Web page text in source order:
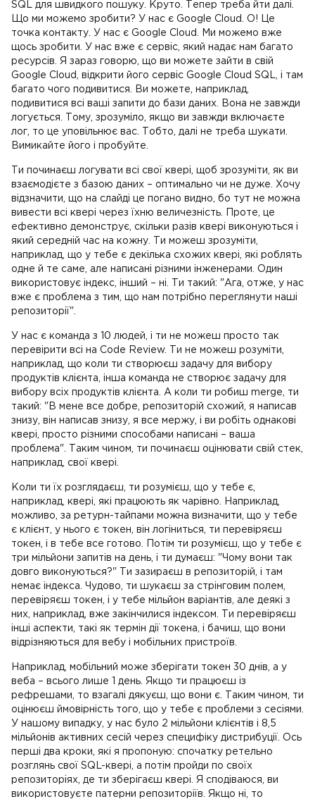
SQL для швидкого пошуку. Круто. Тепер треба йти далі.
Що ми можемо зробити? У нас є Google Cloud. О! Це
точка контакту. У нас є Google Cloud. Ми можемо вже
щось зробити. У нас вже є сервіс, який надає нам багато
ресурсів. Я зараз говорю, що ви можете зайти в свій
Google Cloud, відкрити його сервіс Google Cloud SQL, і там
багато чого подивитися. Ви можете, наприклад,
подивитися всі ваші запити до бази даних. Вона не завжди
логується. Тому, зрозуміло, якщо ви завжди включаєте
лог, то це уповільнює вас. Тобто, далі не треба шукати.
Вимикайте його і пробуйте.
Ти починаєш логувати всі свої квері, щоб зрозуміти, як ви
взаємодієте з базою даних – оптимально чи не дуже. Хочу
відзначити, що на слайді це погано видно, бо тут не можна
вивести всі квері через їхню величезність. Проте, це
ефективно демонструє, скільки разів квері виконуються і
який середній час на кожну. Ти можеш зрозуміти,
наприклад, що у тебе є декілька схожих квері, які роблять
одне й те саме, але написані різними інженерами. Один
використовує індекс, інший – ні. Ти такий: "Ага, отже, у нас
вже є проблема з тим, що нам потрібно переглянути наші
репозиторії".
У нас є команда з 10 людей, і ти не можеш просто так
перевірити всі на Code Review. Ти не можеш розуміти,
наприклад, що коли ти створюєш задачу для вибору
продуктів клієнта, інша команда не створює задачу для
вибору всіх продуктів клієнта. А коли ти робиш merge, ти
такий: "В мене все добре, репозиторій схожий, я написав
знизу, він написав знизу, я все мержу, і ви робіть однакові
квері, просто різними способами написані – ваша
проблема". Таким чином, ти починаєш оцінювати свій стек,
наприклад, свої квері.
Коли ти їх розглядаєш, ти розумієш, що у тебе є,
наприклад, квері, які працюють як чарівно. Наприклад,
можливо, за ретурн-тайпами можна визначити, що у тебе
є клієнт, у нього є токен, він логіниться, ти перевіряєш
токен, і в тебе все готово. Потім ти розумієш, що у тебе є
три мільйони запитів на день, і ти думаєш: "Чому вони так
довго виконуються?" Ти зазираєш в репозиторій, і там
немає індекса. Чудово, ти шукаєш за стрінговим полем,
перевіряєш токен, і у тебе мільйон варіантів, але деякі з
них, наприклад, вже закінчилися індексом. Ти перевіряєш
інші аспекти, такі як термін дії токена, і бачиш, що вони
відрізняються для вебу і мобільних пристроїв.
Наприклад, мобільний може зберігати токен 30 днів, а у
веба – всього лише 1 день. Якщо ти працюєш із
рефрешами, то взагалі дякуєш, що вони є. Таким чином, ти
оцінюєш ймовірність того, що у тебе є проблеми з сесіями.
У нашому випадку, у нас було 2 мільйони клієнтів і 8,5
мільйонів активних сесій через специфіку дистрибуції. Ось
перші два кроки, які я пропоную: спочатку ретельно
розглянь свої SQL-квері, а потім пройди по своїх
репозиторіях, де ти зберігаєш квері. Я сподіваюся, ви
використовуєте патерни репозиторіїв. Якщо ні, то